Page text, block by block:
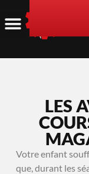
LES
Votre enfant
que, durant les